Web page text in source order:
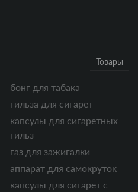
Товары
бонг для табака
гильза для сигарет
капсулы для сигаретных
гильз
газ для зажигалки
аппарат для самокруток
капсулы для сигарет с